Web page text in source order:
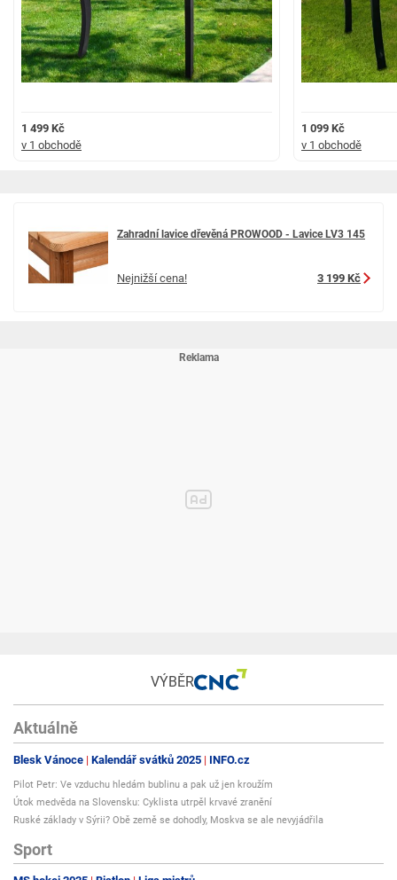
1 499 Kč
v 1 obchodě
1 099 Kč
v 1 obchodě
Zahradní lavice dřevěná PROWOOD - Lavice LV3 145
Nejnižší cena! 3 199 Kč
VÝBĚR
Aktuálně
Blesk Vánoce Kalendář svátků 2025 INFO.cz
Pilot Petr: Ve vzduchu hledám bublinu a pak už jen kroužím
Útok medvěda na Slovensku: Cyklista utrpěl krvavé zranění
Ruské základy v Sýrii? Obě země se dohodly, Moskva se ale nevyjádřila
Sport